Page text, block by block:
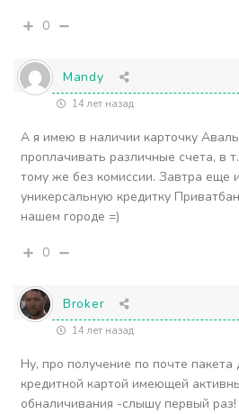
0
Mandy
14 лет назад
А я имею в наличии карточку
проплачивать различные счета, в
тому же без комиссии. Завтра еще
уникерсальную кредитку
нашем городе =)
0
Broker
14 лет назад
Ну, про получение по почте пакета
кредитной картой имеющей
обналичивания -слышу первый